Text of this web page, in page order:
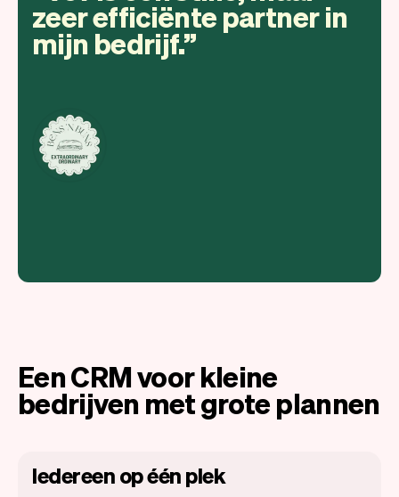
zeer efficiënte partner in
mijn bedrijf.
Een CRM voor kleine
bedrijven met grote plannen
Iedereen op één plek